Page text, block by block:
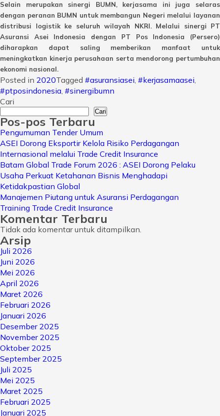
Selain merupakan sinergi BUMN, kerjasama ini juga selaras
dengan peranan BUMN untuk membangun Negeri melalui layanan
distribusi logistik ke seluruh wilayah NKRI. Melalui sinergi PT
Asuransi Asei Indonesia dengan PT Pos Indonesia (Persero)
diharapkan dapat saling memberikan manfaat untuk
meningkatkan kinerja perusahaan serta mendorong pertumbuhan
ekonomi nasional.
Posted in 2020Tagged #asuransiasei, #kerjasamaasei,
#ptposindonesia, #sinergibumn
Cari
Cari
Pos-pos Terbaru
Pengumuman Tender Umum
ASEI Dorong Eksportir Kelola Risiko Perdagangan
Internasional melalui Trade Credit Insurance
Batam Global Trade Forum 2026 : ASEI Dorong Pelaku
Usaha Perkuat Ketahanan Bisnis Menghadapi
Ketidakpastian Global
Manajemen Piutang untuk Asuransi Perdagangan
Training Trade Credit Insurance
Komentar Terbaru
Tidak ada komentar untuk ditampilkan.
Arsip
Juli 2026
Juni 2026
Mei 2026
April 2026
Maret 2026
Februari 2026
Januari 2026
Desember 2025
November 2025
Oktober 2025
September 2025
Juli 2025
Mei 2025
Maret 2025
Februari 2025
Januari 2025